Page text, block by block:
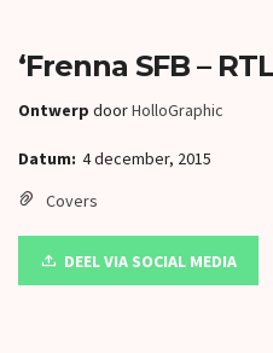
‘Frenna SFB –
Ontwerp doorHolloGraphic
Datum: 4 december, 2015
Covers
DEEL VIA SOCIAL MEDIA